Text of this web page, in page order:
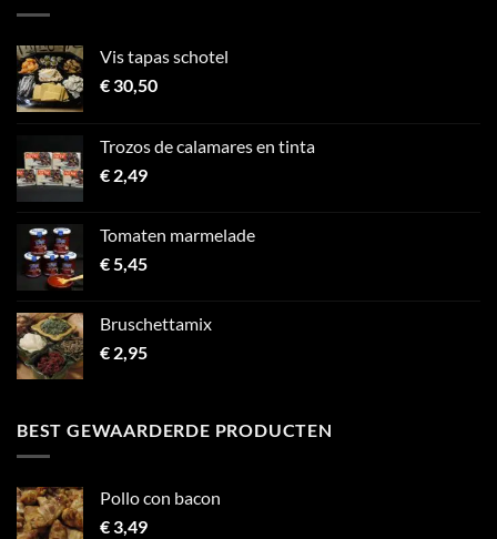
Vis tapas schotel
€30,50
Trozos de calamares en tinta
€ 2,49
Tomaten marmelade
€5,45
Bruschettamix
€ 2,95
BEST GEWAARDERDE PRODUCTEN
Pollo con bacon
€3,49